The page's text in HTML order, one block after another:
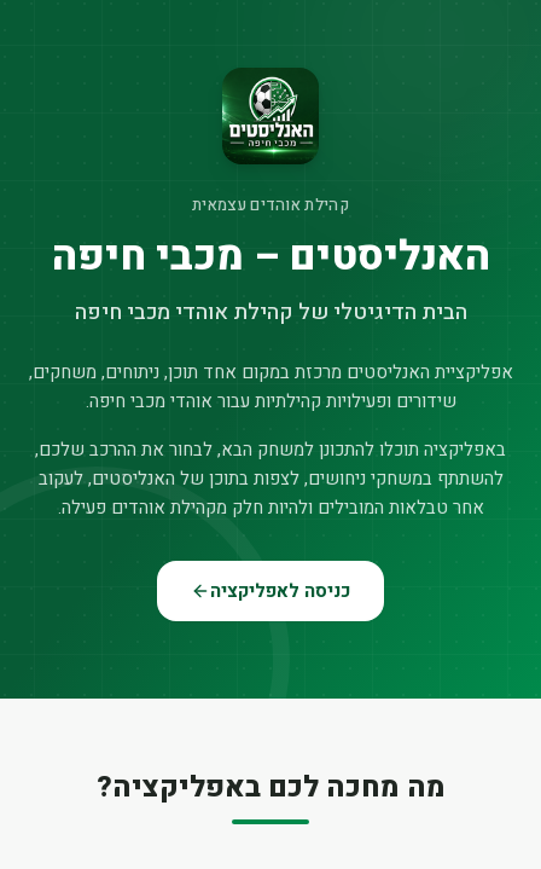
קהילת אוהדים עצמאית
האנליסטים – מכבי חיפה
הבית הדיגיטלי של קהילת אוהדי מכבי חיפה
אפליקציית האנליסטים מרכזת במקום אחד תוכן, ניתוחים, משחקים,
שידורים ופעילויות קהילתיות עבור אוהדי מכבי חיפה.
באפליקציה תוכלו להתכונן למשחק הבא, לבחור את ההרכב שלכם,
להשתתף במשחקי ניחושים, לצפות בתוכן של האנליסטים, לעקוב
אחר טבלאות המובילים ולהיות חלק מקהילת אוהדים פעילה.
כניסה לאפליקציה
מה מחכה לכם באפליקציה?